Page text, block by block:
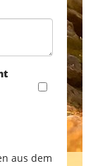
aus dem